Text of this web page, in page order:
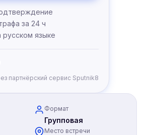
Формат
Групповая
Место встречи
за 24 ч
языке
партнёрский сервис Sputnik8